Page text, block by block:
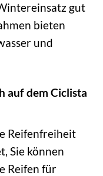
gut
bieten
und
auf dem Ciclista
Reifenfreiheit
Sie können
Reifen für